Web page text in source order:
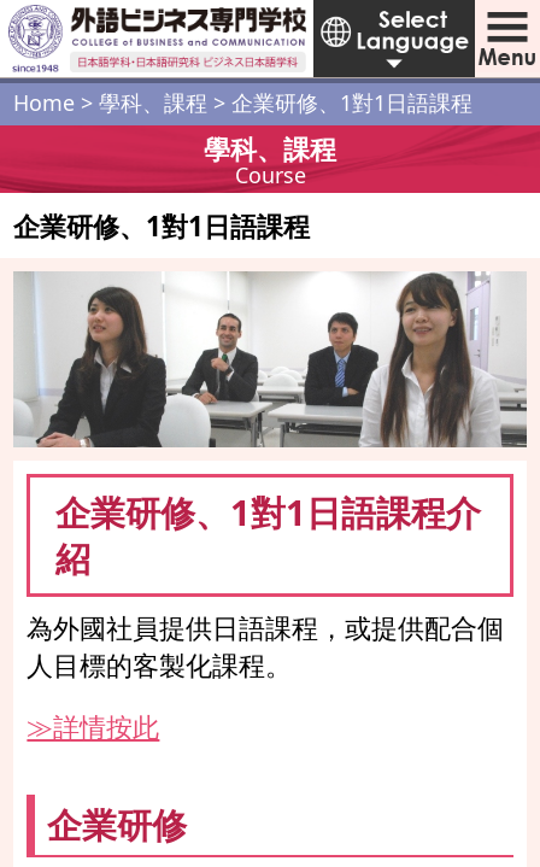
Home >學科、課程 >企業研修、1對1日語課程
學科、課程
Course
企業研修、1對1日語課程
企業研修、1對1日語課程介
紹
為外國社員提供日語課程，或提供配合個
人目標的客製化課程。
≫詳情按此
企業研修